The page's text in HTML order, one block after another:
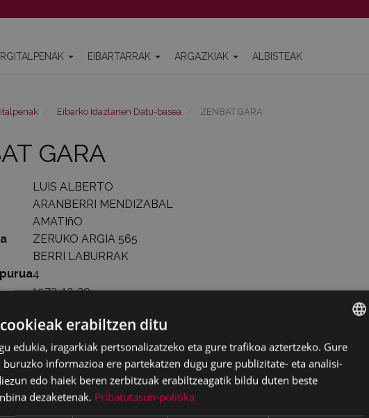
EIBARTARRAK ARGAZKIAK ALBISTEAK
Eibarko Idazlanen Datu-basea ZENBAT GARA
GARA
LUIS ALBERTO
ARANBERRI MENDIZABAL
AMATIñO
ZERUKO ARGIA 565
BERRI LABURRAK
4
1973-12-30
BASQUE
SPANISH
erabiltzen ditu
edukia, iragarkiak pertsonalizatzeko eta gure trafikoa aztertzeko. Gure
informazioa ere partekatzen dugu gure publizitate- eta analisi-
edo haiek beren zerbitzuak erabiltzeagatik bildu duten beste
dezaketenak. Pribatutasun-politika